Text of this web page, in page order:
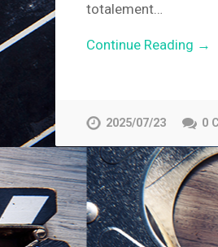
totalement…
Continue Reading →
2025/07/23 0